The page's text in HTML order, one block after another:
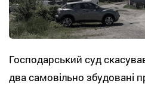
Господарський суд
два самовільно